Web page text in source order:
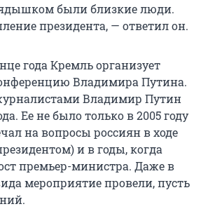
были близкие люди.
президента, — ответил он.
года Кремль организует
Владимира Путина.
Владимир Путин
Ее не было только в 2005 году
на вопросы россиян в ходе
и в годы, когда
премьер-министра. Даже в
мероприятие провели, пусть